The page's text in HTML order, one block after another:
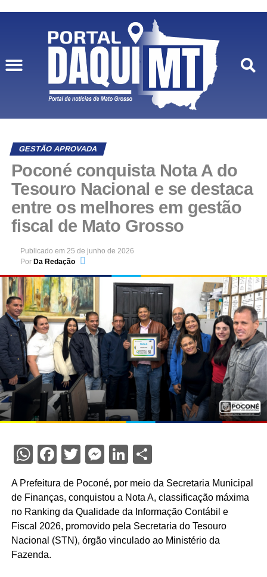
GESTÃO APROVADA
Poconé conquista Nota A do
Tesouro Nacional e se destaca
entre os melhores em gestão
fiscal de Mato Grosso
Publicado em 25 de junho de 2026
Por Da Redação
WhatsApp
Facebook
Twitter
Messenger
LinkedIn
Share
A Prefeitura de Poconé, por meio da Secretaria Municipal
de Finanças, conquistou a Nota A, classificação máxima
no Ranking da Qualidade da Informação Contábil e
Fiscal 2026, promovido pela Secretaria do Tesouro
Nacional (STN), órgão vinculado ao Ministério da
Fazenda.